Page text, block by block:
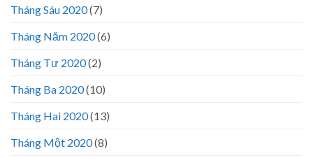
Tháng Sáu 2020(7)
Tháng Năm 2020(6)
Tháng Tư 2020(2)
Tháng Ba 2020(10)
Tháng Hai 2020(13)
Tháng Một 2020(8)